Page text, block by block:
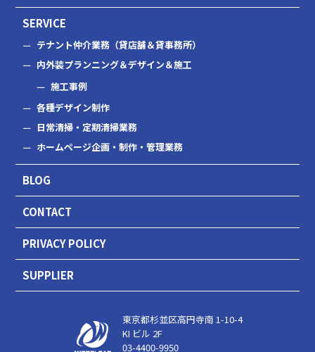
SERVICE
テナント仲介業務（貸店舗＆貸事務所）
内外装プランニング＆デザイン＆施工
施工事例
各種デザイン制作
日常清掃・定期清掃業務
ホームページ企画・制作・管理業務
BLOG
CONTACT
PRIVACY POLICY
SUPPLIER
東京都杉並区高円寺南 1-10-4
KI ビル 2F
03-4400-9950